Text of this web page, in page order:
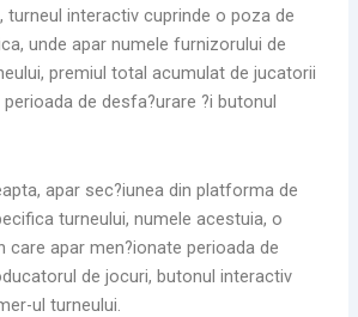
turneul interactiv cuprinde o poza de
unde apar numele furnizorului de
premiul total acumulat de jucatorii
de desfa?urare ?i butonul
apar sec?iunea din platforma de
turneului, numele acestuia, o
care apar men?ionate perioada de
de jocuri, butonul interactiv
ul turneului.